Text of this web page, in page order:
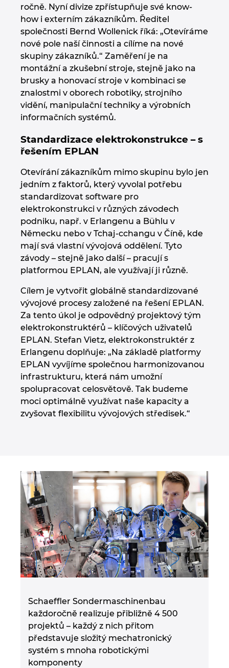
ročně. Nyní divize zpřístupňuje své know-
how i externím zákazníkům. Ředitel
společnosti Bernd Wollenick říká: „Otevíráme
nové pole naší činnosti a cílíme na nové
skupiny zákazníků.“ Zaměření je na
montážní a zkušební stroje, stejně jako na
brusky a honovací stroje v kombinaci se
znalostmi v oborech robotiky, strojního
vidění, manipulační techniky a výrobních
informačních systémů.
Standardizace elektrokonstrukce – s
řešením EPLAN
Otevírání zákazníkům mimo skupinu bylo jen
jedním z faktorů, který vyvolal potřebu
standardizovat software pro
elektrokonstrukci v různých závodech
podniku, např. v Erlangenu a Bühlu v
Německu nebo v Tchaj-cchangu v Číně, kde
mají svá vlastní vývojová oddělení. Tyto
závody – stejně jako další – pracují s
platformou EPLAN, ale využívají ji různě.
Cílem je vytvořit globálně standardizované
vývojové procesy založené na řešení EPLAN.
Za tento úkol je odpovědný projektový tým
elektrokonstruktérů – klíčových uživatelů
EPLAN. Stefan Vietz, elektrokonstruktér z
Erlangenu doplňuje: „Na základě platformy
EPLAN vyvíjíme společnou harmonizovanou
infrastrukturu, která nám umožní
spolupracovat celosvětově. Tak budeme
moci optimálně využívat naše kapacity a
zvyšovat flexibilitu vývojových středisek.“
Schaeffler Sondermaschinenbau
každoročně realizuje přibližně 4 500
projektů – každý z nich přitom
představuje složitý mechatronický
systém s mnoha robotickými
komponenty